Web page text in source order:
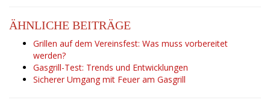
ÄHNLICHE BEITRÄGE
Grillen auf dem Vereinsfest: Was muss vorbereitet
werden?
Gasgrill-Test: Trends und Entwicklungen
Sicherer Umgang mit Feuer am Gasgrill